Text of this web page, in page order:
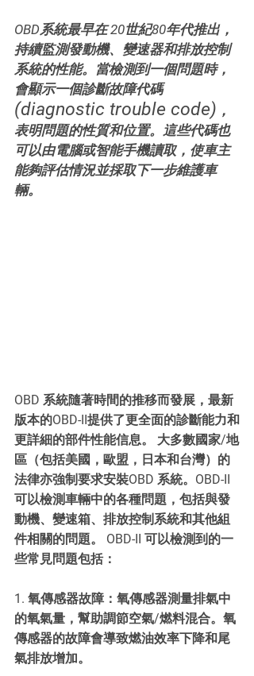
OBD系統最早在 20世紀80年代推出，
持續監測發動機、變速器和排放控制
系統的性能。當檢測到一個問題時，
會顯示一個診斷故障代碼
(diagnostic trouble code) ，
表明問題的性質和位置。這些代碼也
可以由電腦或智能手機讀取，使車主
能夠評估情況並採取下一步維護車
輛。
OBD 系統隨著時間的推移而發展，最新
版本的OBD-II提供了更全面的診斷能力和
更詳細的部件性能信息。 大多數國家/地
區（包括美國，歐盟，日本和台灣）的
法律亦強制要求安裝OBD 系統。OBD-II
可以檢測車輛中的各種問題，包括與發
動機、變速箱、排放控制系統和其他組
件相關的問題。 OBD-II 可以檢測到的一
些常見問題包括：
1. 氧傳感器故障：氧傳感器測量排氣中
的氧氣量，幫助調節空氣/燃料混合。氧
傳感器的故障會導致燃油效率下降和尾
氣排放增加。